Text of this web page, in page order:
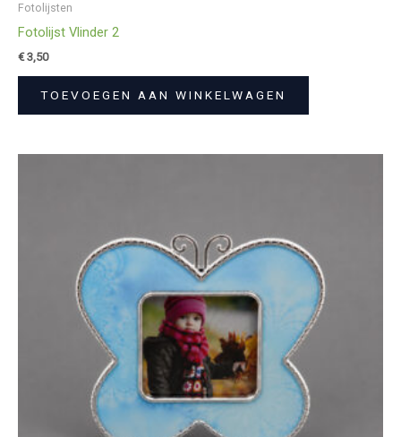
Fotolijsten
Fotolijst Vlinder 2
€3,50
TOEVOEGEN AAN WINKELWAGEN